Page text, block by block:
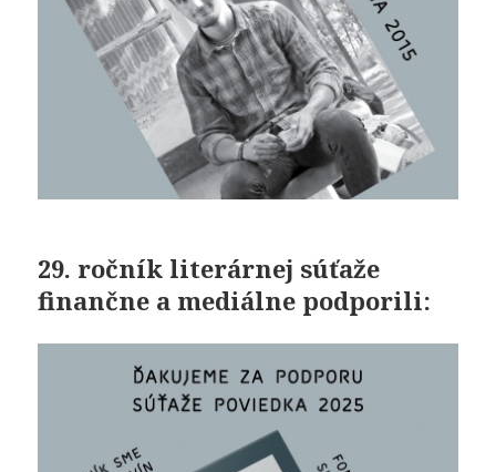
29. ročník literárnej súťaže
finančne a mediálne podporili: